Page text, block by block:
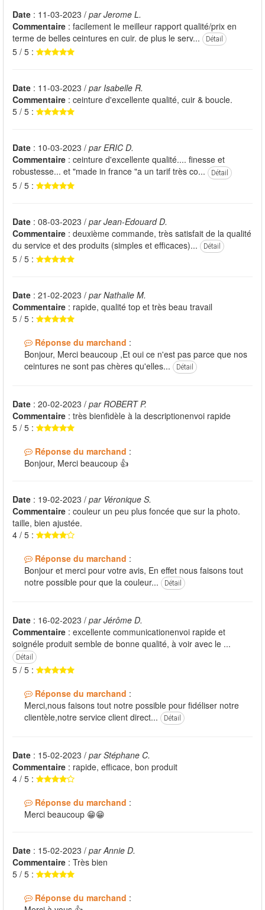
Date : 11-03-2023 / par Jerome L.
Commentaire : facilement le meilleur rapport qualité/prix en
terme de belles ceintures en cuir. de plus le serv...
Détail
5 / 5 :
Date : 11-03-2023 / par Isabelle R.
Commentaire : ceinture d'excellente qualité, cuir & boucle.
5 / 5 :
Date : 10-03-2023 / par ERIC D.
Commentaire : ceinture d'excellente qualité.... finesse et
robustesse... et "made in france "a un tarif très co...
Détail
5 / 5 :
Date : 08-03-2023 / par Jean-Edouard D.
Commentaire : deuxième commande, très satisfait de la qualité
du service et des produits (simples et efficaces)...
Détail
5 / 5 :
Date : 21-02-2023 / par Nathalie M.
Commentaire : rapide, qualité top et très beau travail
5 / 5 :
Réponse du marchand :
Bonjour, Merci beaucoup ,Et oui ce n'est pas parce que nos
ceintures ne sont pas chères qu'elles...
Détail
Date : 20-02-2023 / par ROBERT P.
Commentaire : très bienfidèle à la descriptionenvoi rapide
5 / 5 :
Réponse du marchand :
Bonjour, Merci beaucoup 👍
Date : 19-02-2023 / par Véronique S.
Commentaire : couleur un peu plus foncée que sur la photo.
taille, bien ajustée.
4 / 5 :
Réponse du marchand :
Bonjour et merci pour votre avis, En effet nous faisons tout
notre possible pour que la couleur...
Détail
Date : 16-02-2023 / par Jérôme D.
Commentaire : excellente communicationenvoi rapide et
soignéle produit semble de bonne qualité, à voir avec le ...
Détail
5 / 5 :
Réponse du marchand :
Merci,nous faisons tout notre possible pour fidéliser notre
clientèle,notre service client direct...
Détail
Date : 15-02-2023 / par Stéphane C.
Commentaire : rapide, efficace, bon produit
4 / 5 :
Réponse du marchand :
Merci beaucoup 😁😁
Date : 15-02-2023 / par Annie D.
Commentaire : Très bien
5 / 5 :
Réponse du marchand :